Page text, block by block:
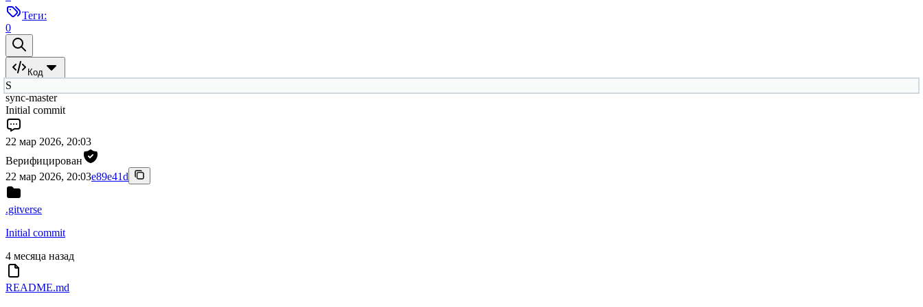
Теги:
0
Код
S
sync-master
Initial commit
22 мар 2026, 20:03
Верифицирован
22 мар 2026, 20:03e89e41d
.gitverse
Initial commit
4 месяца назад
README.md